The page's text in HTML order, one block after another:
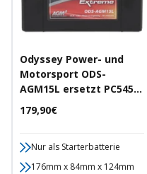
Odyssey Power- und
Motorsport ODS-
AGM15L ersetzt PC545
12V 13Ah 150A/EN
Motorradbatterie
Angebotspreis
179,90€
Nur als Starterbatterie
176mm x 84mm x 124mm